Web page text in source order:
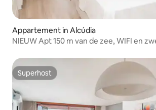
Appartement in Alcúdia
NIEUW Apt 150 m van de zee, WIFI en
Superhost
Superhost